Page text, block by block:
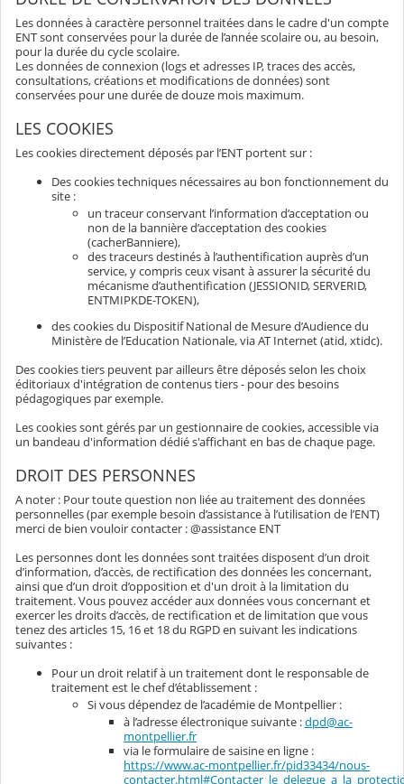
Les données à caractère personnel traitées dans le cadre d'un compte
ENT sont conservées pour la durée de l’année scolaire ou, au besoin,
pour la durée du cycle scolaire.
Les données de connexion (logs et adresses IP, traces des accès,
consultations, créations et modifications de données) sont
conservées pour une durée de douze mois maximum.
LES COOKIES
Les cookies directement déposés par l’ENT portent sur :
Des cookies techniques nécessaires au bon fonctionnement du
site :
un traceur conservant l’information d’acceptation ou
non de la bannière d’acceptation des cookies
(cacherBanniere),
des traceurs destinés à l’authentification auprès d’un
service, y compris ceux visant à assurer la sécurité du
mécanisme d’authentification (JESSIONID, SERVERID,
ENTMIPKDE-TOKEN),
des cookies du Dispositif National de Mesure d’Audience du
Ministère de l’Education Nationale, via AT Internet (atid, xtidc).
Des cookies tiers peuvent par ailleurs être déposés selon les choix
éditoriaux d'intégration de contenus tiers - pour des besoins
pédagogiques par exemple.
Les cookies sont gérés par un gestionnaire de cookies, accessible via
un bandeau d'information dédié s'affichant en bas de chaque page.
DROIT DES PERSONNES
A noter : Pour toute question non liée au traitement des données
personnelles (par exemple besoin d’assistance à l’utilisation de l’ENT)
merci de bien vouloir contacter : @assistance ENT
Les personnes dont les données sont traitées disposent d’un droit
d’information, d’accès, de rectification des données les concernant,
ainsi que d’un droit d’opposition et d'un droit à la limitation du
traitement. Vous pouvez accéder aux données vous concernant et
exercer les droits d’accès, de rectification et de limitation que vous
tenez des articles 15, 16 et 18 du RGPD en suivant les indications
suivantes :
Pour un droit relatif à un traitement dont le responsable de
traitement est le chef d’établissement :
Si vous dépendez de l’académie de Montpellier :
à l’adresse électronique suivante :dpd@ac-
montpellier.fr
via le formulaire de saisine en ligne :
https://www.ac-montpellier.fr/pid33434/nous-